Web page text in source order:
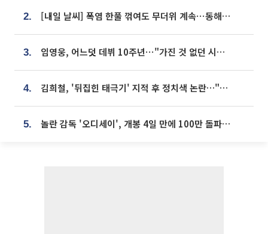
2. [내일 날씨] 폭염 한풀 꺾여도 무더위 계속⋯동해안 이틀 연속 비
3. 임영웅, 어느덧 데뷔 10주년⋯"가진 것 없던 시절, 내 앞엔 20명의 팬뿐"
4. 김희철, '뒤집힌 태극기' 지적 후 정치색 논란…"좌우 떠나 우리나라 국기"
5. 놀란 감독 '오디세이', 개봉 4일 만에 100만 돌파⋯'왕사남' 보다 빠르다